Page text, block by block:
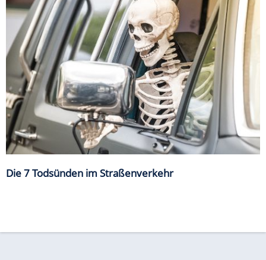
Die 7 Todsünden im Straßenverkehr